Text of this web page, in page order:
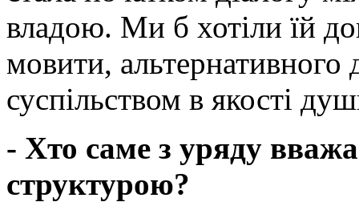
владою. Ми б хотіли їй
мовити, альтернативного
суспільством в якості
- Хто саме з уряду
структурою?